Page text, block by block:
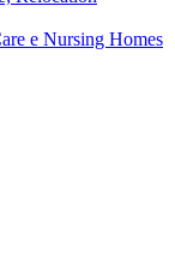
e Nursing Homes